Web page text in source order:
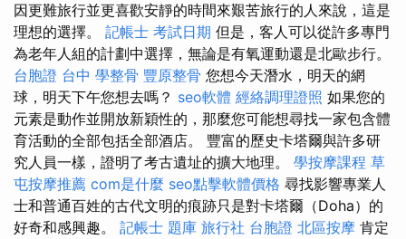
因更難旅行並更喜歡安靜的時間來艱苦旅行的人來說，這是
理想的選擇。 記帳士 考試日期 但是，客人可以從許多專門
為老年人組的計劃中選擇，無論是有氧運動還是北歐步行。
台胞證 台中 學整骨 豐原整骨 您想今天潛水，明天的網
球，明天下午您想去嗎？ seo軟體 經絡調理證照 如果您的
元素是動作並開放新穎性的，那麼您可能想尋找一家包含體
育活動的全部包括全部酒店。 豐富的歷史卡塔爾與許多研
究人員一樣，證明了考古遺址的擴大地理。 學按摩課程 草
屯按摩推薦 com是什麼 seo點擊軟體價格 尋找影響專業人
士和普通百姓的古代文明的痕跡只是對卡塔爾（Doha）的
好奇和感興趣。 記帳士 題庫 旅行社 台胞證 北區按摩 肯定